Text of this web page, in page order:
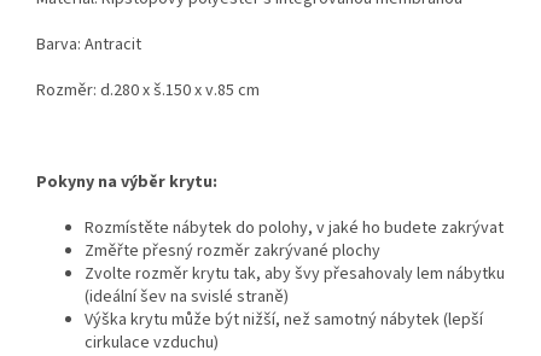
Barva: Antracit
Rozměr: d.280 x š.150 x v.85 cm
Pokyny na výběr krytu:
Rozmístěte nábytek do polohy, v jaké ho budete zakrývat
Změřte přesný rozměr zakrývané plochy
Zvolte rozměr krytu tak, aby švy přesahovaly lem nábytku
(ideální šev na svislé straně)
Výška krytu může být nižší, než samotný nábytek (lepší
cirkulace vzduchu)